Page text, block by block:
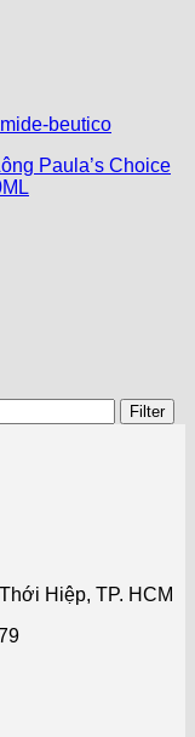
Paula’s Choice
Filter
Hiệp, TP. HCM